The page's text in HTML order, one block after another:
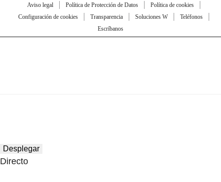
Aviso legal Política de Protección de Datos
Política de cookies
Configuración de cookies
Transparencia Soluciones W
Teléfonos
Escríbanos
Desplegar
Directo